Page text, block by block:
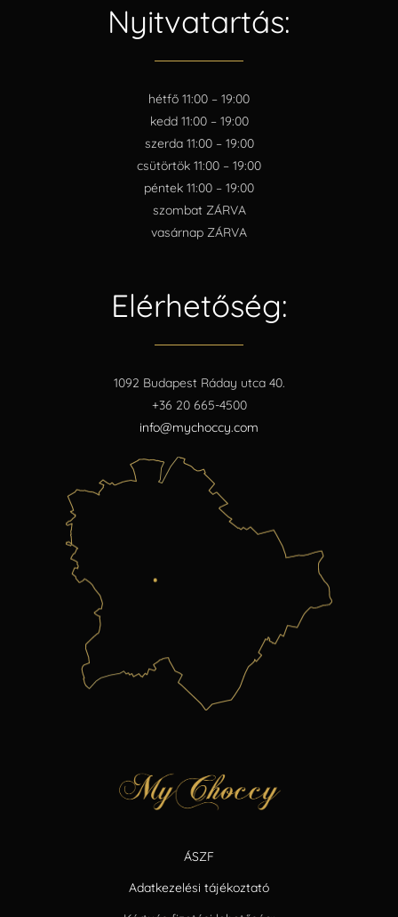
Nyitvatartás:
hétfő 11:00 – 19:00
kedd 11:00 – 19:00
szerda 11:00 – 19:00
csütörtök 11:00 – 19:00
péntek 11:00 – 19:00
szombat ZÁRVA
vasárnap ZÁRVA
Elérhetőség:
1092 Budapest Ráday utca 40.
+36 20 665-4500
info@mychoccy.com
ÁSZF
Adatkezelési tájékoztató